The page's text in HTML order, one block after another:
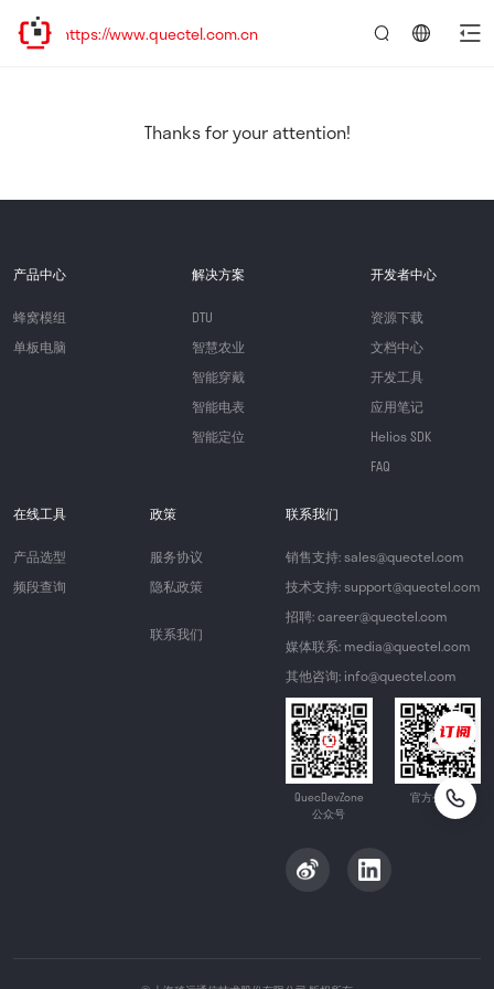
新址：https://www.quectel.com.cn
Thanks for your attention!
产品中心
蜂窝模组
单板电脑
解决方案
DTU
智慧农业
智能穿戴
智能电表
智能定位
开发者中心
资源下载
文档中心
开发工具
应用笔记
Helios SDK
FAQ
在线工具
产品选型
频段查询
政策
服务协议
隐私政策
联系我们
联系我们
销售支持: sales@quectel.com
技术支持: support@quectel.com
招聘: career@quectel.com
媒体联系: media@quectel.com
其他咨询: info@quectel.com
QuecDevZone
公众号
官方公众号